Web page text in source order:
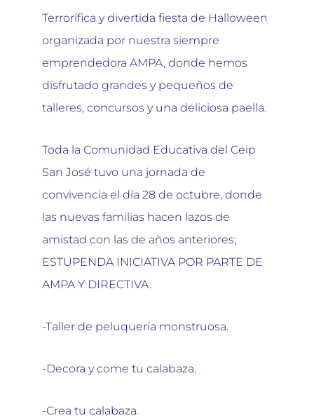
Terrorífica y divertida fiesta de Halloween
organizada por nuestra siempre
emprendedora AMPA, donde hemos
disfrutado grandes y pequeños de
talleres, concursos y una deliciosa paella.
Toda la Comunidad Educativa del Ceip
San José tuvo una jornada de
convivencia el día 28 de octubre, donde
las nuevas familias hacen lazos de
amistad con las de años anteriores;
ESTUPENDA INICIATIVA POR PARTE DE
AMPA Y DIRECTIVA.
-Taller de peluquería monstruosa.
-Decora y come tu calabaza.
-Crea tu calabaza.